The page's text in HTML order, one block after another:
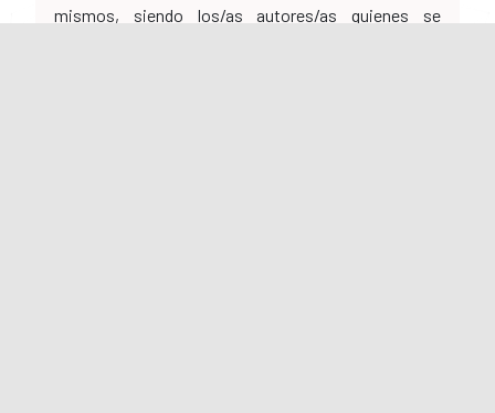
mismos, siendo los/as autores/as quienes se